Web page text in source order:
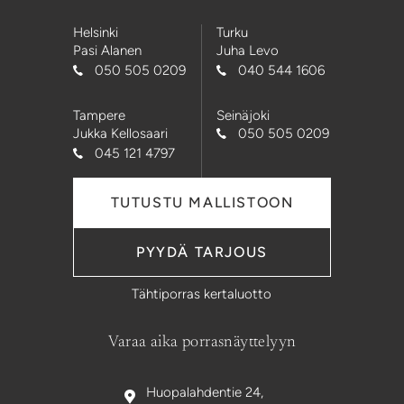
Helsinki
Pasi Alanen
050 505 0209
Turku
Juha Levo
040 544 1606
Tampere
Jukka Kellosaari
045 121 4797
Seinäjoki
050 505 0209
TUTUSTU MALLISTOON
PYYDÄ TARJOUS
Tähtiporras kertaluotto
Varaa aika porrasnäyttelyyn
Huopalahdentie 24,